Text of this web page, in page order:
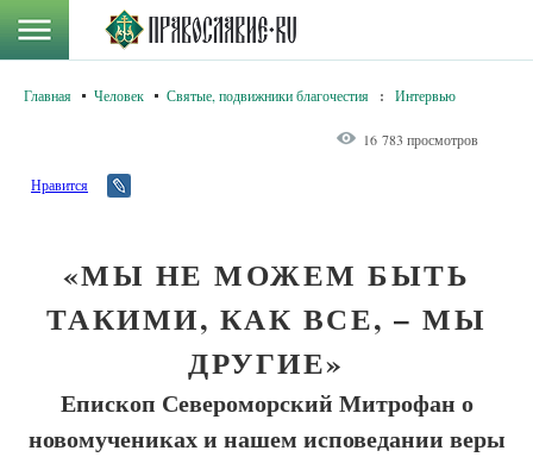
Главная Человек Святые, подвижники благочестия : Интервью
16 783 просмотров
Нравится
«МЫ НЕ МОЖЕМ БЫТЬ
ТАКИМИ, КАК ВСЕ, – МЫ
ДРУГИЕ»
Епископ Североморский Митрофан о
новомучениках и нашем исповедании веры